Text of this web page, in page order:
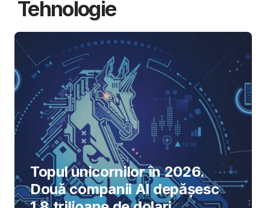
Tehnologie
Topul unicornilor în 2026.
Două companii AI depășesc